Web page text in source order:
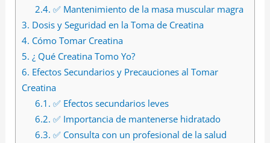
2.4. ✅ Mantenimiento de la masa muscular magra
3. Dosis y Seguridad en la Toma de Creatina
4. Cómo Tomar Creatina
5. ¿ Qué Creatina Tomo Yo?
6. Efectos Secundarios y Precauciones al Tomar
Creatina
6.1. ✅ Efectos secundarios leves
6.2. ✅ Importancia de mantenerse hidratado
6.3. ✅ Consulta con un profesional de la salud